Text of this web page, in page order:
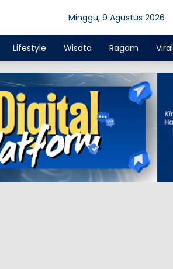
Minggu, 9 Agustus 2026
Lifestyle Wisata Ragam Viral